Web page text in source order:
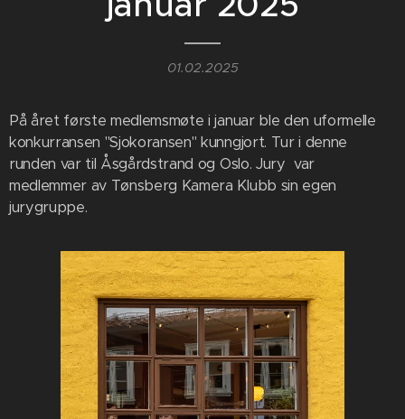
01.02.2025
På året første medlemsmøte i januar ble den uformelle
konkurransen "Sjokoransen" kunngjort. Tur i denne
runden var til Åsgårdstrand og Oslo. Jury var
medlemmer av Tønsberg Kamera Klubb sin egen
jurygruppe.